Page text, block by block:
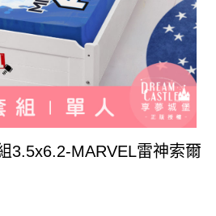
3.5x6.2-MARVEL雷神索爾